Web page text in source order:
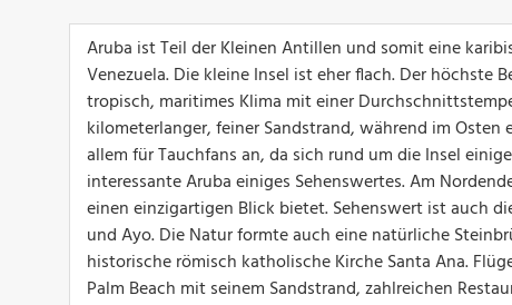
Aruba ist Teil der Kleinen Antillen und somit eine
Venezuela. Die kleine Insel ist eher flach. Der höchste
tropisch, maritimes Klima mit einer
kilometerlanger, feiner Sandstrand, während im
allem für Tauchfans an, da sich rund um die Insel
interessante Aruba einiges Sehenswertes. Am
einen einzigartigen Blick bietet. Sehenswert ist auch
und Ayo. Die Natur formte auch eine natürliche
historische römisch katholische Kirche Santa Ana.
Palm Beach mit seinem Sandstrand, zahlreichen